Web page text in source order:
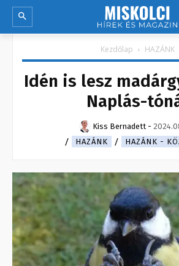
Kezdőlap HAZÁNK
Idén is lesz
Naplás-
Kiss Bernadett -
HAZÁNK
HAZÁNK -